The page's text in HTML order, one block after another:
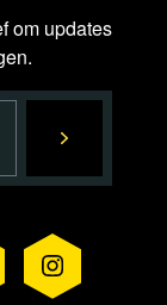
Lees verder
om updates